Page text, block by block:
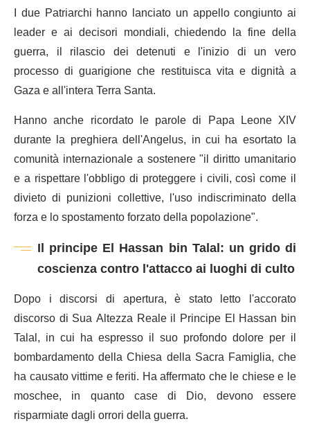
I due Patriarchi hanno lanciato un appello congiunto ai
leader e ai decisori mondiali, chiedendo la fine della
guerra, il rilascio dei detenuti e l'inizio di un vero
processo di guarigione che restituisca vita e dignità a
Gaza e all'intera Terra Santa.
Hanno anche ricordato le parole di Papa Leone XIV
durante la preghiera dell'Angelus, in cui ha esortato la
comunità internazionale a sostenere "il diritto umanitario
e a rispettare l'obbligo di proteggere i civili, così come il
divieto di punizioni collettive, l'uso indiscriminato della
forza e lo spostamento forzato della popolazione".
Il principe El Hassan bin Talal: un grido di
coscienza contro l'attacco ai luoghi di culto
Dopo i discorsi di apertura, è stato letto l'accorato
discorso di Sua Altezza Reale il Principe El Hassan bin
Talal, in cui ha espresso il suo profondo dolore per il
bombardamento della Chiesa della Sacra Famiglia, che
ha causato vittime e feriti. Ha affermato che le chiese e le
moschee, in quanto case di Dio, devono essere
risparmiate dagli orrori della guerra.